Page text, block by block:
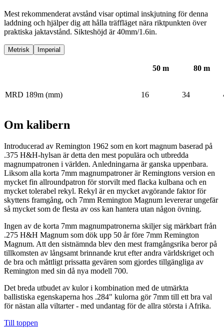
Mest rekommenderat avstånd visar optimal inskjutning för denna
laddning och hjälper dig att hålla träffläget nära riktpunkten över
praktiska jaktavstånd. Sikteshöjd är 40mm/1.6in.
Metrisk Imperial
50 m 80 m
MRD 189m (mm) 16 34
Om kalibern
Introducerad av Remington 1962 som en kort magnum baserad på
.375 H&H-hylsan är detta den mest populära och utbredda
magnumpatronen i världen. Anledningarna är ganska uppenbara.
Liksom alla korta 7mm magnumpatroner är Remingtons version en
mycket fin allroundpatron för storvilt med flacka kulbana och en
mycket tolerabel rekyl. Rekyl är en mycket avgörande faktor för
skyttens framgång, och 7mm Remington Magnum levererar ungefär
så mycket som de flesta av oss kan hantera utan någon övning.
Ingen av de korta 7mm magnumpatronerna skiljer sig märkbart från
.275 H&H Magnum som dök upp 50 år före 7mm Remington
Magnum. Att den sistnämnda blev den mest framgångsrika beror på
tillkomsten av långsamt brinnande krut efter andra världskriget och
de bra och måttligt prissatta gevären som gjordes tillgängliga av
Remington med sin då nya modell 700.
Det breda utbudet av kulor i kombination med de utmärkta
ballistiska egenskaperna hos .284" kulorna gör 7mm till ett bra val
för nästan alla viltarter - med undantag för de allra största i Afrika.
Till toppen